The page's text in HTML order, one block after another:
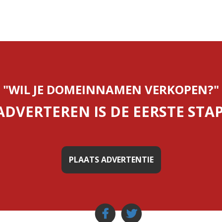
"WIL JE DOMEINNAMEN VERKOPEN?"
IS DE EERSTE
PLAATS ADVERTENTIE